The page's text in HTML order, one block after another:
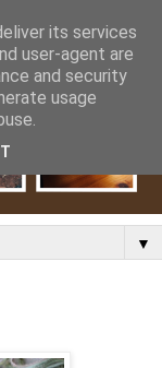
▼
its services
user-agent are
and security
usage